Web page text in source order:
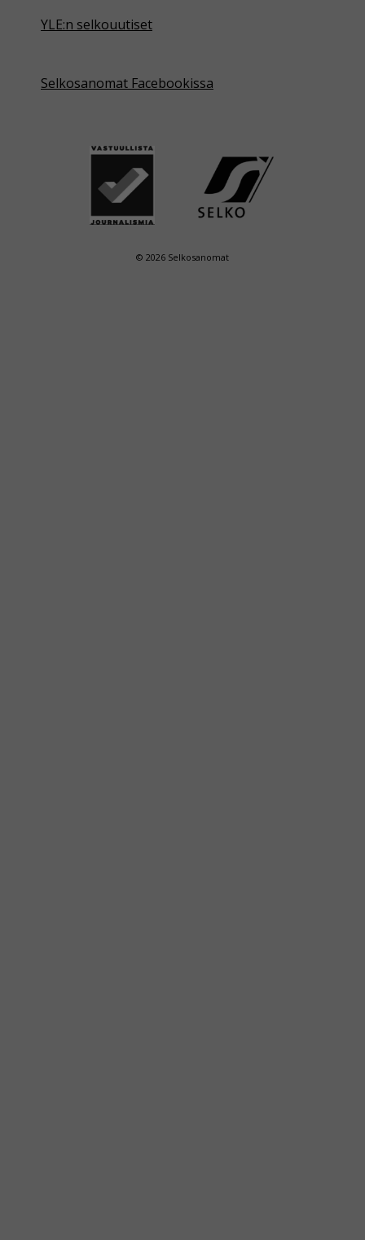
YLE:n selkouutiset
Selkosanomat Facebookissa
© 2026 Selkosanomat